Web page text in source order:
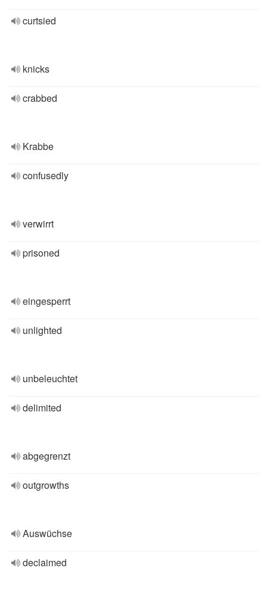
curtsied
knicks
crabbed
Krabbe
confusedly
verwirrt
prisoned
eingesperrt
unlighted
unbeleuchtet
delimited
abgegrenzt
outgrowths
Auswüchse
declaimed